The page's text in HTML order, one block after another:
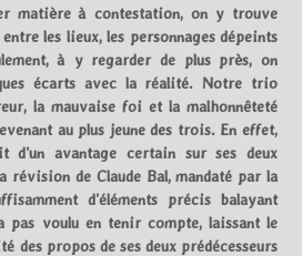
matière à contestation, on y trouve
les lieux, les personnages dépeints
à y regarder de plus près, on
écarts avec la réalité. Notre trio
la mauvaise foi et la malhonnêteté
au plus jeune des trois. En effet,
d’un avantage certain sur ses deux
révision de Claude Bal, mandaté par la
d’éléments précis balayant
pas voulu en tenir compte, laissant le
des propos de ses deux prédécesseurs